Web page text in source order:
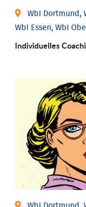
WbI Dortmund,
WbI Essen, WbI
Individuelles